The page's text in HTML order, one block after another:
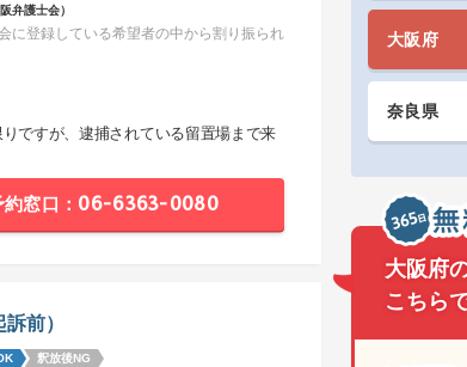
阪弁護士会）
に登録している希望者の中から割り振られ
ですが、逮捕されている留置場まで来
約窓口：06-6363-0080
前）
釈放後NG
大阪府
奈良県
大阪府
こちら